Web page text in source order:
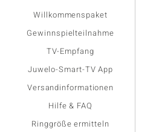
Willkommenspaket
Gewinnspielteilnahme
TV-Empfang
Juwelo-Smart-TV App
Versandinformationen
Hilfe & FAQ
Ringgröße ermitteln